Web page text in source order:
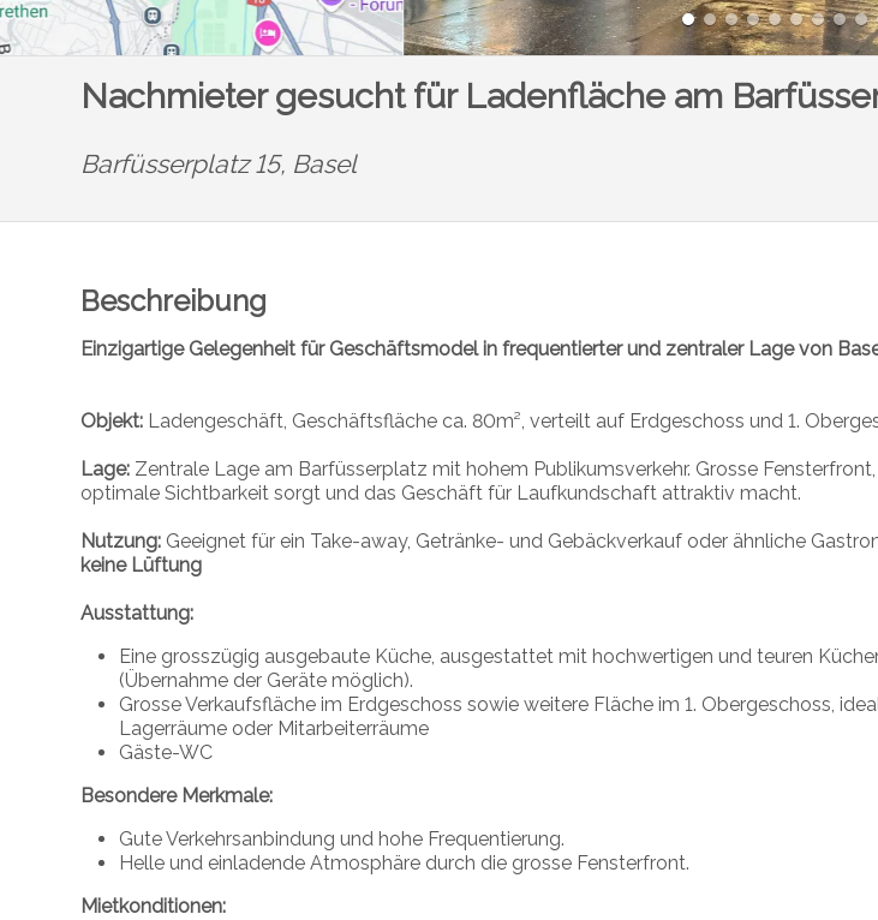
Nachmieter gesucht für Ladenfläche am
Barfüsserplatz 15, Basel
Beschreibung
Einzigartige Gelegenheit für Geschäftsmodel in frequentierter und zentraler Lage von
Objekt: Ladengeschäft, Geschäftsfläche ca. 80m², verteilt auf Erdgeschoss und 1.
Lage: Zentrale Lage am Barfüsserplatz mit hohem Publikumsverkehr. Grosse
optimale Sichtbarkeit sorgt und das Geschäft für Laufkundschaft attraktiv macht.
Nutzung: Geeignet für ein Take-away, Getränke- und Gebäckverkauf oder ähnliche
keine Lüftung
Ausstattung:
Eine grosszügig ausgebaute Küche, ausgestattet mit hochwertigen und teuren
(Übernahme der Geräte möglich).
Grosse Verkaufsfläche im Erdgeschoss sowie weitere Fläche im 1. Obergeschoss,
Lagerräume oder Mitarbeiterräume
Gäste-WC
Besondere Merkmale:
Gute Verkehrsanbindung und hohe Frequentierung.
Helle und einladende Atmosphäre durch die grosse Fensterfront.
Mietkonditionen: